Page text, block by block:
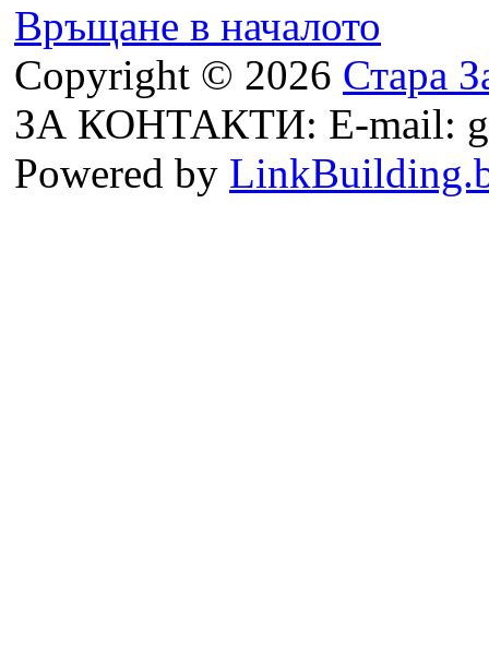
Връщане в началото
Copyright © 2026 Стара
ЗА КОНТАКТИ: E-mail:
Powered by